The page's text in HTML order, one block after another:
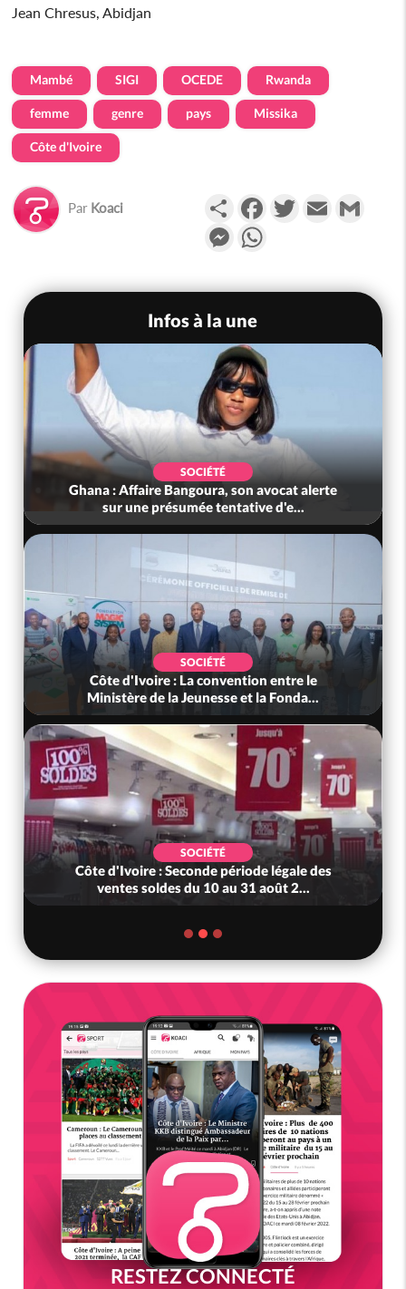
Jean Chresus, Abidjan
Mambé SIGI OCEDE Rwanda
femme genre pays Missika
Côte d'Ivoire
Par Koaci PartagerFacebookTwitterEmail
Messenger
Infos à la une
SOCIÉTÉ
Ghana : Affaire Bangoura, son avocat alerte
sur une présumée tentative d'e...
SOCIÉTÉ
Côte d'Ivoire : La convention entre le
Ministère de la Jeunesse et la Fonda...
SOCIÉTÉ
Côte d'Ivoire : Seconde période légale des
ventes soldes du 10 au 31 août 2...
RESTEZ CONNECTÉ